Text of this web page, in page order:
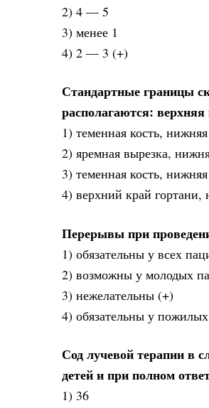
2) 4 — 5
3) менее 1
4) 2 — 3 (+)
Стандартные границы
располагаются: верхняя
1) теменная кость,
2) яремная вырезка,
3) теменная кость,
4) верхний край
Перерывы при
1) обязательны у всех
2) возможны у молодых
3) нежелательны (+)
4) обязательны у
Сод лучевой терапии в
детей и при полном
1) 36